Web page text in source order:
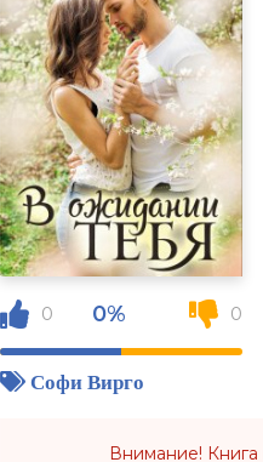
0 0% 0
Софи Вирго
Внимание!